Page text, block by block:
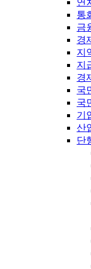
연
통
금
경
지
지
경
국
국
기
산
단